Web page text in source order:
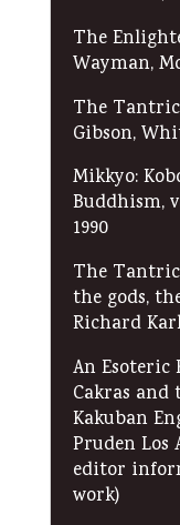
The
Wayman,
The
Gibson,
Mikkyo:
Buddhism,
1990
The
the gods,
Richard
An Esoteric
Cakras
Kakuban
Pruden Los
editor
work)